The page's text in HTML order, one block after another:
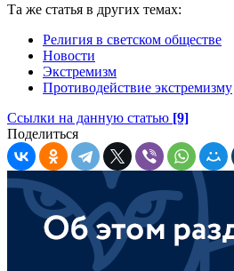
Та же статья в других темах:
Религия в светском обществе
Новости
Экстремизм
Противодействие экстремизму
Ссылки на данную статью [9]
Поделиться